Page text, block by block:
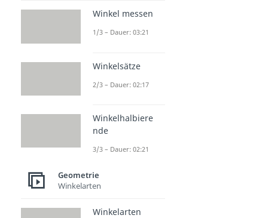
Winkel messen
1/3 – Dauer: 03:21
Winkelsätze
2/3 – Dauer: 02:17
Winkelhalbiere
nde
3/3 – Dauer: 02:21
Geometrie
Winkelarten
Winkelarten